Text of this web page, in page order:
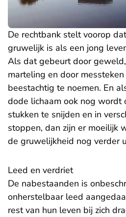
De rechtbank stelt voorop
gruwelijk is als een jong
Als dat gebeurt door
marteling en door
beestachtig te noemen. En
dode lichaam ook nog wordt
stukken te snijden en in
stoppen, dan zijn er moeilijk
de gruwelijkheid nog verder
Leed en verdriet
De nabestaanden is
onherstelbaar leed
rest van hun leven bij zich